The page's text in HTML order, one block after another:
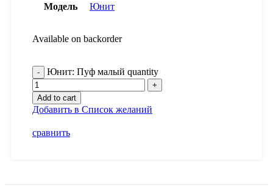
Модель Юнит
Available on backorder
Юнит: Пуф малый quantity
Add to cart
Добавить в Список желаний
сравнить